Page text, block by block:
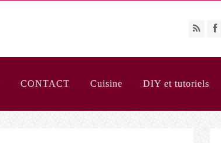
CONTACT Cuisine DIY et tutoriels